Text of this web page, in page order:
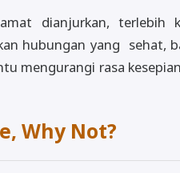
amat dianjurkan,
hubungan yang sehat,
mengurangi rasa
Why Not?